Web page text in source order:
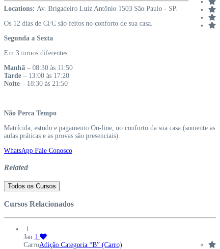
Locations: Av. Brigadeiro Luiz Antônio 1503 São Paulo - SP.
Os 12 dias de CFC são feitos no conforto de sua casa.
Segunda a Sexta
Em 3 turnos diferentes:
Manhã – 08:30 às 11:50
Tarde – 13:00 às 17:20
Noite – 18:30 às 21:50
Não Perca Tempo
Matrícula, estudo e pagamento On-line, no conforto da sua casa (somente as
aulas práticas e as provas são presenciais).
WhatsApp Fale Conosco
Related
Todos os Cursos
Cursos Relacionados
1
Jan 1
CarroAdição Categoria “B” (Carro)